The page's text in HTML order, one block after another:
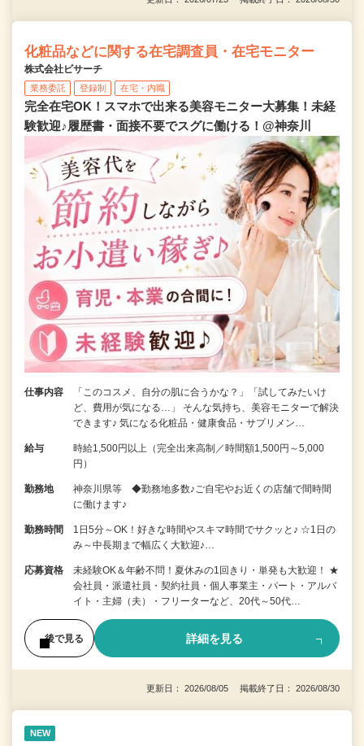
化粧品などに関する在宅調査員・在宅モニター
株式会社ビサーチ
業務委託 登録制 在宅・内職
完全在宅OK！スマホで出来る美容モニター大募集！未経
験歓迎♪履歴書・面接不要でスグに働ける！@神奈川
仕事内容
「このコスメ、自分の肌に合うかな？」「試してみたいけ
ど、費用が気になる…」 そんな気持ち、美容モニターで解決
できます♪ 気になる化粧品・健康食品・サプリメン…
給与
時給1,500円以上（完全出来高制／時間額1,500円～5,000
円）
勤務地
神奈川県等 ◆勤務地多数♪ご自宅やお近くの店舗で間時間
に働けます♪
勤務時間
1日5分～OK！好きな時間やスキマ時間でサクッと♪ ☆1日の
み～中長期まで幅広く大歓迎♪…
応募資格
未経験OK＆年齢不問！夏休みの1回きり・単発も大歓迎！ ★
会社員・派遣社員・契約社員・個人事業主・パート・アルバ
イト・主婦（夫）・フリーターなど、20代～50代…
後で見る 詳細を見る
更新日： 2026/08/05 掲載終了日： 2026/08/30
NEW